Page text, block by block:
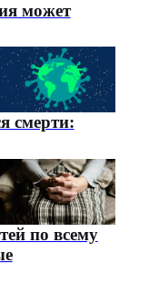
может
смерти:
по всему